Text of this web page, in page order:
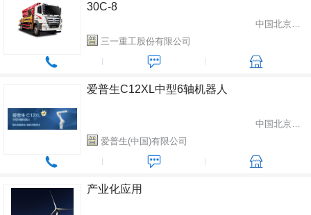
30C-8
中国北京市昌平区
三一重工股份有限公司
爱普生C12XL中型6轴机器人
中国北京市朝阳区
爱普生(中国)有限公司
产业化应用